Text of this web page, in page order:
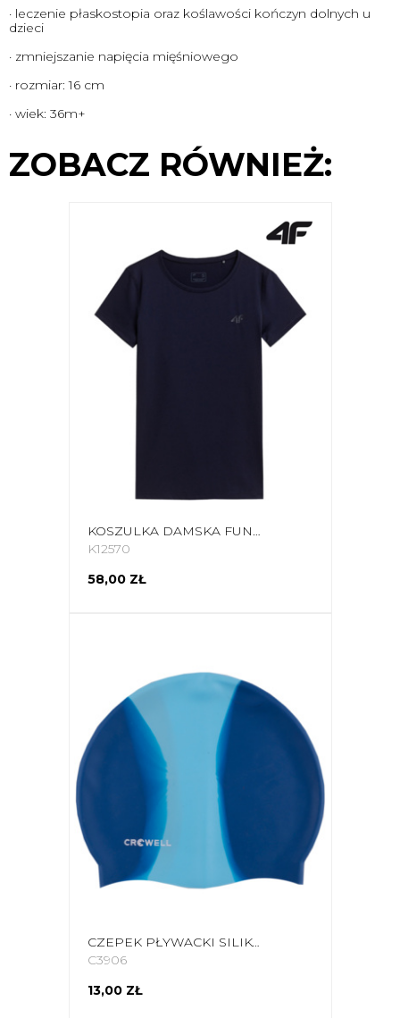
· leczenie płaskostopia oraz koślawości kończyn dolnych u
dzieci
· zmniejszanie napięcia mięśniowego
· rozmiar: 16 cm
· wiek: 36m+
ZOBACZ RÓWNIEŻ:
KOSZULKA DAMSKA FUNKCYJNA 4F GRANATOWA H4L22 TSDF352 31S
K12570
58,00 ZŁ
CZEPEK PŁYWACKI SILIKONOWY CROWELL MULTI FLAME GRANATOWO-NIEBIESKI KOL.04
C3906
13,00 ZŁ